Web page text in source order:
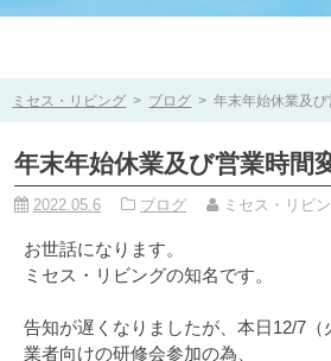
ミセス・リビング > ブログ > 年末年始休業及
年末年始休業及び営業時間
2022.05.6 ブログ ミセス・リビ
お世話になります。
ミセス・リビングの知名です。
告知が遅くなりましたが、本日12/7（
業者向けの研修会参加の為、